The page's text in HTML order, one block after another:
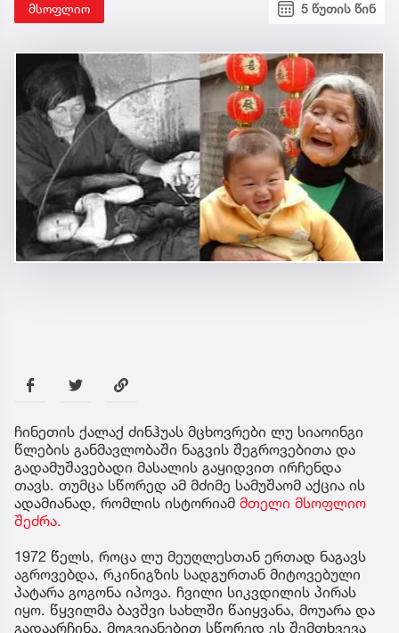
მსოფლიო 5 წუთის წინ
ჩინეთის ქალაქ ძინჰუას მცხოვრები ლუ სიაოინგი
წლების განმავლობაში ნაგვის შეგროვებითა და
გადამუშავებადი მასალის გაყიდვით ირჩენდა
თავს. თუმცა სწორედ ამ მძიმე სამუშაომ აქცია ის
ადამიანად, რომლის ისტორიამ მთელი მსოფლიო
შეძრა.
1972 წელს, როცა ლუ მეუღლესთან ერთად ნაგავს
აგროვებდა, რკინიგზის სადგურთან მიტოვებული
პატარა გოგონა იპოვა. ჩვილი სიკვდილის პირას
იყო. წყვილმა ბავშვი სახლში წაიყვანა, მოუარა და
გადაარჩინა. მოგვიანებით სწორედ ეს შემთხვევა